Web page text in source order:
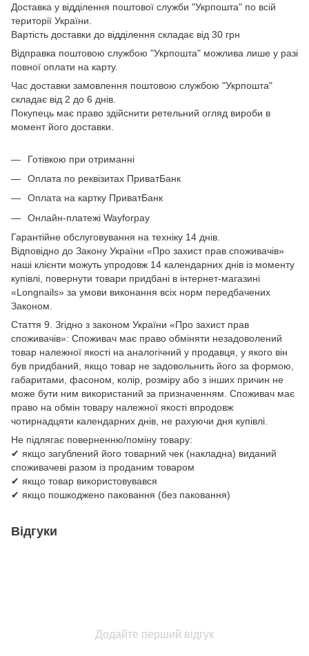
Доставка у відділення поштової служби "Укрпошта" по всій
території України.
Вартість доставки до відділення складає від 30 грн
Відправка поштовою службою "Укрпошта" можлива лише у разі
повної оплати на карту.
Час доставки замовлення поштовою службою "Укрпошта"
складає від 2 до 6 днів.
Покупець має право здійснити ретельний огляд вироби в
момент його доставки.
Готівкою при отриманні
Оплата по реквізитах ПриватБанк
Оплата на картку ПриватБанк
Онлайн-платежі Wayforpay
Гарантійне обслуговування на техніку 14 днів.
Відповідно до Закону України «Про захист прав споживачів»
наші клієнти можуть упродовж 14 календарних днів із моменту
купівлі, повернути товари придбані в інтернет-магазині
«Longnails» за умови виконання всіх норм передбачених
Законом.
Стаття 9. Згідно з законом України «Про захист прав
споживачів»: Споживач має право обміняти незадоволений
товар належної якості на аналогічний у продавця, у якого він
був придбаний, якщо товар не задовольнить його за формою,
габаритами, фасоном, колір, розміру або з інших причин не
може бути ним використаний за призначенням. Споживач має
право на обмін товару належної якості впродовж
чотирнадцяти календарних днів, не рахуючи дня купівлі.
Не підлягає поверненню/поміну товару:
✔ якщо загублений його товарний чек (накладна) виданий
споживачеві разом із проданим товаром
✔ якщо товар використовувався
✔ якщо пошкоджено паковання (без паковання)
Відгуки
Додайте перший відгук